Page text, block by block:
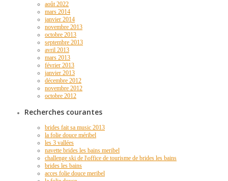
août 2022
mars 2014
janvier 2014
novembre 2013
octobre 2013
septembre 2013
avril 2013
mars 2013
février 2013
janvier 2013
décembre 2012
novembre 2012
octobre 2012
Recherches courantes
brides fait sa music 2013
la folie douce méribel
les 3 vallées
navette brides les bains meribel
challenge ski de l\office de tourisme de brides les bains
brides les bains
acces folie douce meribel